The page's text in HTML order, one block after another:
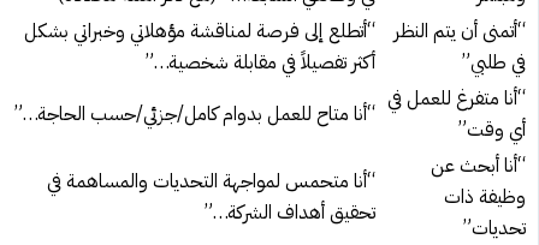
“أتمنى أن يتم النظر
في طلبي”
“أتطلع إلى فرصة لمناقشة مؤهلاتي وخبراتي بشكل
أكثر تفصيلاً في مقابلة شخصية…”
“أنا متفرغ للعمل في
أي وقت”
“أنا متاح للعمل بدوام كامل/جزئي/حسب الحاجة…”
“أنا أبحث عن
وظيفة ذات
تحديات”
“أنا متحمس لمواجهة التحديات والمساهمة في
تحقيق أهداف الشركة…”